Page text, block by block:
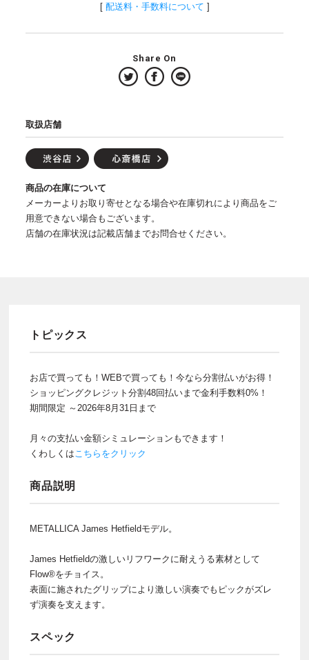
[ 配送料・手数料について ]
Share On
取扱店舗
商品の在庫について
メーカーよりお取り寄せとなる場合や在庫切れにより商品をご
用意できない場合もございます。
店舗の在庫状況は記載店舗までお問合せください。
トピックス
お店で買っても！WEBで買っても！今なら分割払いがお得！
ショッピングクレジット分割48回払いまで金利手数料0%！
期間限定 ～2026年8月31日まで
月々の支払い金額シミュレーションもできます！
くわしくはこちらをクリック
商品説明
METALLICA James Hetfieldモデル。
James Hetfieldの激しいリフワークに耐えうる素材として
Flow®をチョイス。
表面に施されたグリップにより激しい演奏でもピックがズレ
ず演奏を支えます。
スペック